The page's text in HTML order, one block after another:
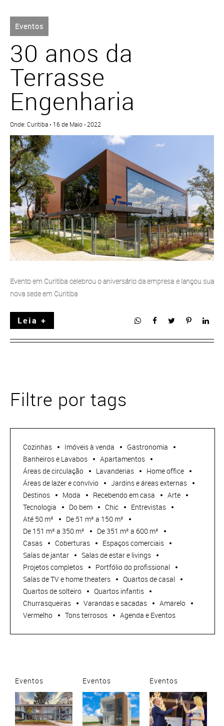
Eventos
30 anos da
Terrasse
Engenharia
Onde: Curitiba • 16 de Maio - 2022
Evento em Curitiba celebrou o aniversário da empresa e lançou sua
nova sede em Curitiba
Leia +
Filtre por tags
Cozinhas Imóveis à venda
Gastronomia
Banheiros e Lavabos
Apartamentos
Áreas de circulação
Lavanderias
Home office
Áreas de lazer e convívio
Jardins e áreas externas
Destinos
Moda Recebendo em casa
Arte
Tecnologia
Do bem Chic
Entrevistas
Até 50 m²
De 51 m² a 150 m²
De 151 m² a 350 m²
De 351 m² a 600 m²
Casas
Coberturas
Espaços comerciais
Salas de jantar
Salas de estar e livings
Projetos completos
Portfólio do profissional
Salas de TV e home theaters
Quartos de casal
Quartos de solteiro
Quartos infantis
Churrasqueiras
Varandas e sacadas
Amarelo
Vermelho
Tons terrosos Agenda e Eventos
Eventos Eventos Eventos